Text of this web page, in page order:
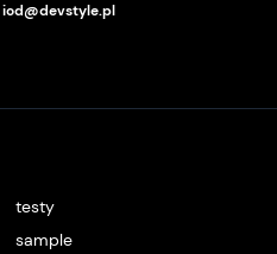
iod@devstyle.pl
testy
sample